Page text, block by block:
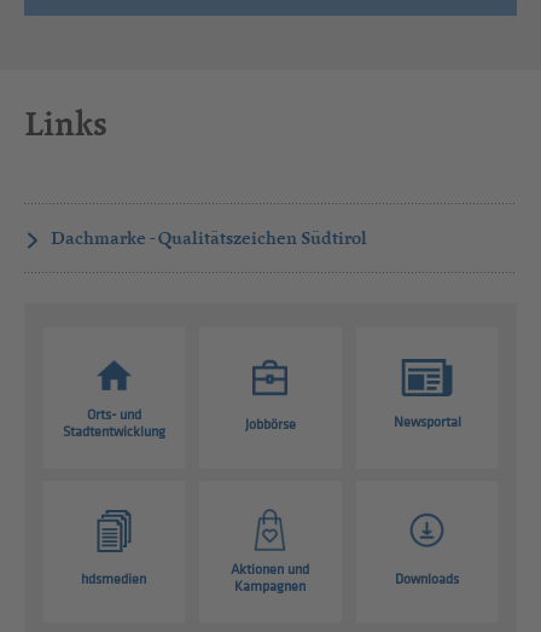
Links
Dachmarke - Qualitätszeichen Südtirol
Orts- und
Stadtentwicklung
Jobbörse Newsportal
hdsmedien
Aktionen und
Kampagnen
Downloads